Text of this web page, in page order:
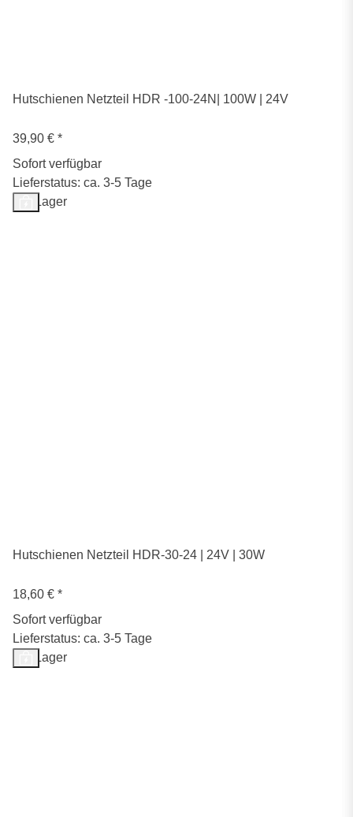
Hutschienen Netzteil HDR -100-24N| 100W | 24V
39,90 € *
Sofort verfügbar
Lieferstatus: ca. 3-5 Tage
Auf Lager
Hutschienen Netzteil HDR-30-24 | 24V | 30W
18,60 € *
Sofort verfügbar
Lieferstatus: ca. 3-5 Tage
Auf Lager